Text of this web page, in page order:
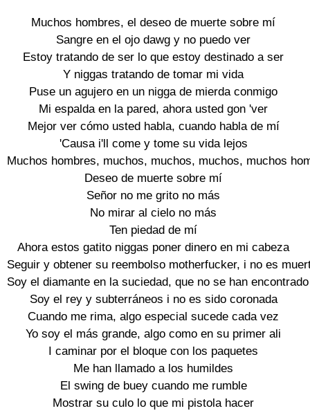
Muchos hombres, el deseo de muerte sobre mí
Sangre en el ojo dawg y no puedo ver
Estoy tratando de ser lo que estoy destinado a ser
Y niggas tratando de tomar mi vida
Puse un agujero en un nigga de mierda conmigo
Mi espalda en la pared, ahora usted gon 'ver
Mejor ver cómo usted habla, cuando habla de mí
'Causa i'll come y tome su vida lejos
Muchos hombres, muchos, muchos, muchos, muchos
Deseo de muerte sobre mí
Señor no me grito no más
No mirar al cielo no más
Ten piedad de mí
Ahora estos gatito niggas poner dinero en mi cabeza
Seguir y obtener su reembolso motherfucker, i no es
Soy el diamante en la suciedad, que no se han encontrado
Soy el rey y subterráneos i no es sido coronada
Cuando me rima, algo especial sucede cada vez
Yo soy el más grande, algo como en su primer ali
I caminar por el bloque con los paquetes
Me han llamado a los humildes
El swing de buey cuando me rumble
Mostrar su culo lo que mi pistola hacer